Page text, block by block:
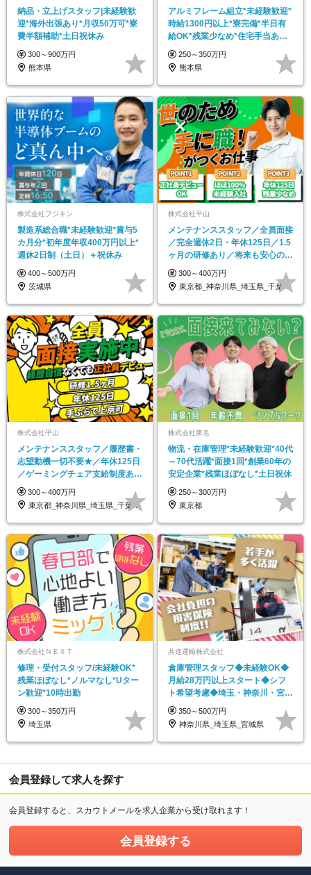
納品・立上げスタッフ|未経験歓
迎*海外出張あり*月収50万可*寮
費半額補助*土日祝休み
300～900万円
熊本県
アルミフレーム組立*未経験歓迎*
時給1300円以上*寮完備*半日有
給OK*残業少なめ*住宅手当あり*
賞与年2回
250～350万円
熊本県
株式会社フジキン
製造系総合職*未経験歓迎*賞与5
カ月分*初年度年収400万円以上*
週休2日制（土日）＋祝休み
400～500万円
茨城県
株式会社平山
メンテナンススタッフ／全員面接
／完全週休2日・年休125日／1.5
ヶ月の研修あり／将来も安心の東
証上場グループ
300～400万円
東京都_神奈川県_埼玉県_千葉県_大阪府…
株式会社平山
メンテナンススタッフ／履歴書・
志望動機一切不要★／年休125日
／ゲーミングチェア支給制度あ
り！
300～400万円
東京都_神奈川県_埼玉県_千葉県_大阪府…
株式会社東名
物流・在庫管理*未経験歓迎*40代
～70代活躍*面接1回*創業60年の
安定企業*残業ほぼなし*土日祝休
250～300万円
東京都
株式会社ＮＥＸＴ
修理・受付スタッフ/未経験OK*
残業ほぼなし*ノルマなし*Uター
ン歓迎*10時出勤
300～350万円
埼玉県
共進運輸株式会社
倉庫管理スタッフ◆未経験OK◆
月給28万円以上スタート◆シフ
ト希望考慮◆埼玉・神奈川・宮城
の11拠点で一斉募集
350～500万円
神奈川県_埼玉県_宮城県
会員登録して求人を探す
会員登録すると、スカウトメールを求人企業から受け取れます！
会員登録する